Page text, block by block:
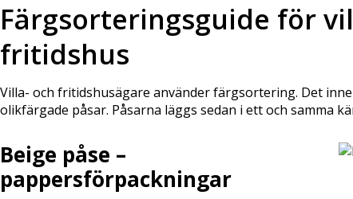
Färgsorteringsguide för
fritidshus
Villa- och fritidshusägare använder färgsortering. Det
olikfärgade påsar. Påsarna läggs sedan i ett och samma
Beige påse –
pappersförpackningar